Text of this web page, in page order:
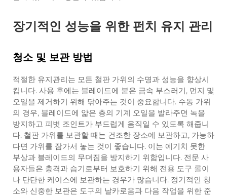
장기적인 성능을 위한 펀치 유지 관리
청소 및 보관 방법
적절한 유지관리는 모든 철판 가위의 수명과 성능을 향상시
킵니다. 사용 후에는 블레이드에 붙은 금속 부스러기, 먼지 및
오일을 제거하기 위해 닦아주는 것이 중요합니다. 수동 가위
의 경우, 블레이드에 얇은 층의 기계 오일을 발라주면 녹을
방지하고 피벗 조인트가 부드럽게 움직일 수 있도록 해줍니
다. 철판 가위를 보관할 때는 건조한 장소에 보관하고, 가능하
다면 가위를 잠가서 놓는 것이 좋습니다. 이는 예기치 못한
부상과 블레이드의 무뎌짐을 방지하기 위함입니다. 전문 사
용자들은 충격과 습기로부터 보호하기 위해 전용 도구 롤이
나 단단한 케이스에 보관하는 경우가 많습니다. 정기적인 청
소와 신중한 보관은 도구의 날카로움과 다음 작업을 위한 준